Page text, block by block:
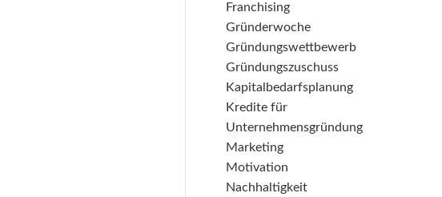
Franchising
Gründerwoche
Gründungswettbewerb
Gründungszuschuss
Kapitalbedarfsplanung
Kredite für
Unternehmensgründung
Marketing
Motivation
Nachhaltigkeit